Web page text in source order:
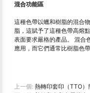
混合功能區
這種色帶以蠟和樹脂的混合
脂，這賦予了這種色帶高熔
表面要求嚴格的產品。 混合
應用，而它們通常比樹脂色帶
上一個: 熱轉印套印（TTO）